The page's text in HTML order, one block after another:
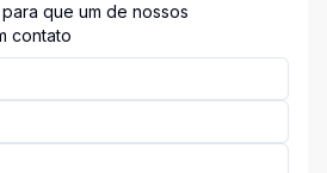
que um de nossos
contato